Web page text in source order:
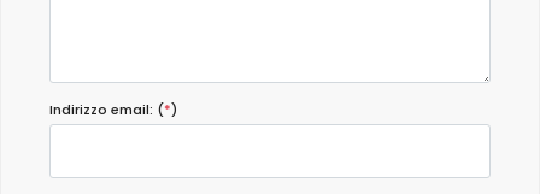
Indirizzo email: (*)